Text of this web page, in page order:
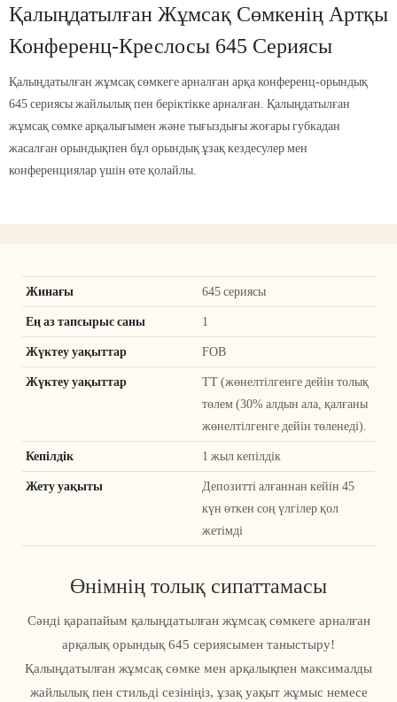
Қалыңдатылған Жұмсақ Сөмкенің Артқы
Конференц-Креслосы 645 Сериясы
Қалыңдатылған жұмсақ сөмкеге арналған арқа конференц-орындық
645 сериясы жайлылық пен беріктікке арналған. Қалыңдатылған
жұмсақ сөмке арқалығымен және тығыздығы жоғары губкадан
жасалған орындықпен бұл орындық ұзақ кездесулер мен
конференциялар үшін өте қолайлы.
Жинағы 645 сериясы
Ең аз тапсырыс саны 1
Жүктеу уақыттар FOB
Жүктеу уақыттар
ТТ (жөнелтілгенге дейін толық
төлем (30% алдын ала, қалғаны
жөнелтілгенге дейін төленеді).
Кепілдік 1 жыл кепілдік
Жету уақыты
Депозитті алғаннан кейін 45
күн өткен соң үлгілер қол
жетімді
Өнімнің толық сипаттамасы
Сәнді қарапайым қалыңдатылған жұмсақ сөмкеге арналған
арқалық орындық 645 сериясымен таныстыру!
Қалыңдатылған жұмсақ сөмке мен арқалықпен максималды
жайлылық пен стильді сезініңіз, ұзақ уақыт жұмыс немесе